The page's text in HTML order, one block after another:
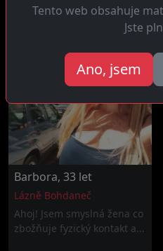
Barbora, 33 let
Lázně Bohdaneč
Ahoj! Jsem smyslná žena co
zbožňuje fyzický kontakt a...
Tento web obsahuje
Jste
Ano, jsem